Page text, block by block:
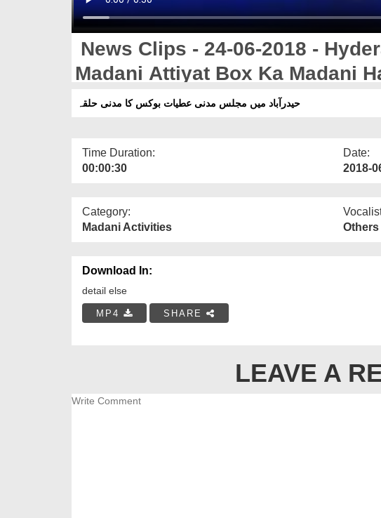
News Clips - 24-06-2018 -
Madani Attiyat Box Ka Madani
حیدرآباد میں مجلس مدنی عطیات بوکس کا مدنی حلقہ
Time Duration:
00:00:30
Date:
2018-
Category:
Madani Activities
Others
Download In:
detail else
MP4 SHARE
LEAVE A